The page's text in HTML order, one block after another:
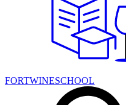
FORTWINESCHOOL